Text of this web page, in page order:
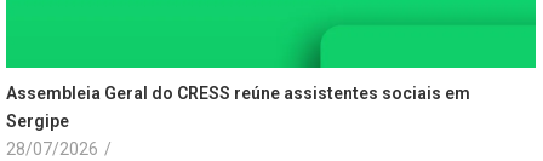
Assembleia Geral do CRESS reúne assistentes sociais em
Sergipe
28/07/2026 /